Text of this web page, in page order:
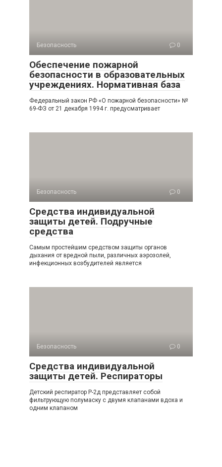
Безопасность 0
Обеспечение пожарной
безопасности в образовательных
учреждениях. Нормативная база
Федеральный закон РФ «О пожарной безопасности» №
69-ФЗ от 21 декабря 1994 г. предусматривает
Безопасность 0
Средства индивидуальной
защиты детей. Подручные
средства
Самым простейшим средством защиты органов
дыхания от вредной пыли, различ­ных аэрозолей,
инфекционных возбудителей является
Безопасность 0
Средства индивидуальной
защиты детей. Респираторы
Детский респиратор Р-2д представляет собой
фильтрующую полумаску с двумя кла­панами вдоха и
одним клапаном